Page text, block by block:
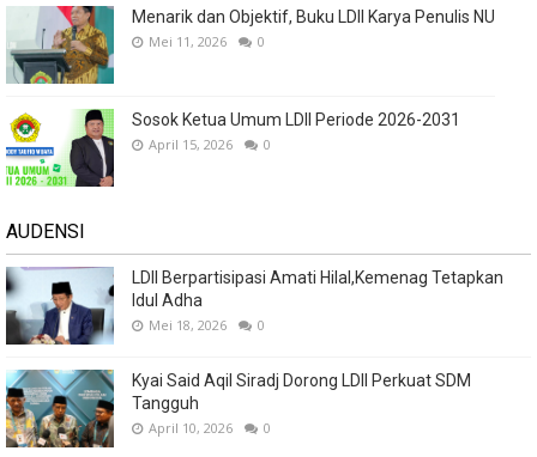
Menarik dan Objektif, Buku LDII Karya Penulis NU
Mei 11, 2026 0
Sosok Ketua Umum LDII Periode 2026-2031
April 15, 2026 0
AUDENSI
LDII Berpartisipasi Amati Hilal,Kemenag Tetapkan
Idul Adha
Mei 18, 2026 0
Kyai Said Aqil Siradj Dorong LDII Perkuat SDM
Tangguh
April 10, 2026 0